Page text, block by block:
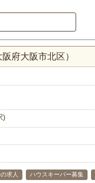
府大阪市北区）
)
求人 ハウスキーパー募集